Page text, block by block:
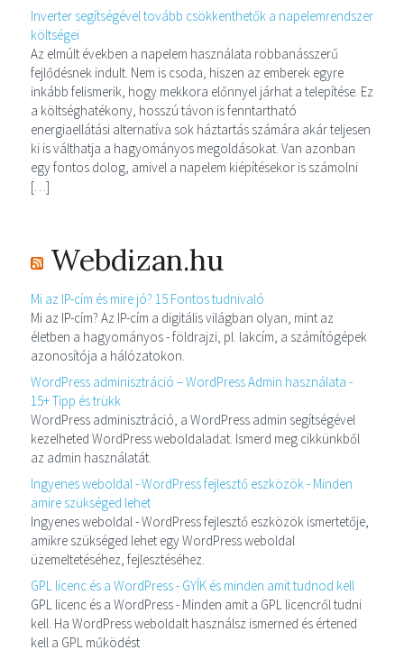
Inverter segítségével tovább csökkenthetők a napelemrendszer
költségei
Az elmúlt években a napelem használata robbanásszerű
fejlődésnek indult. Nem is csoda, hiszen az emberek egyre
inkább felismerik, hogy mekkora előnnyel járhat a telepítése. Ez
a költséghatékony, hosszú távon is fenntartható
energiaellátási alternatíva sok háztartás számára akár teljesen
ki is válthatja a hagyományos megoldásokat. Van azonban
egy fontos dolog, amivel a napelem kiépítésekor is számolni
[…]
Webdizan.hu
Mi az IP-cím és mire jó? 15 Fontos tudnivaló
Mi az IP-cím? Az IP-cím a digitális világban olyan, mint az
életben a hagyományos - földrajzi, pl. lakcím, a számítógépek
azonosítója a hálózatokon.
WordPress adminisztráció – WordPress Admin használata -
15+ Tipp és trükk
WordPress adminisztráció, a WordPress admin segítségével
kezelheted WordPress weboldaladat. Ismerd meg cikkünkből
az admin használatát.
Ingyenes weboldal - WordPress fejlesztő eszközök - Minden
amire szükséged lehet
Ingyenes weboldal - WordPress fejlesztő eszközök ismertetője,
amikre szükséged lehet egy WordPress weboldal
üzemeltetéséhez, fejlesztéséhez.
GPL licenc és a WordPress - GYÍK és minden amit tudnod kell
GPL licenc és a WordPress - Minden amit a GPL licencről tudni
kell. Ha WordPress weboldalt használsz ismerned és értened
kell a GPL működést